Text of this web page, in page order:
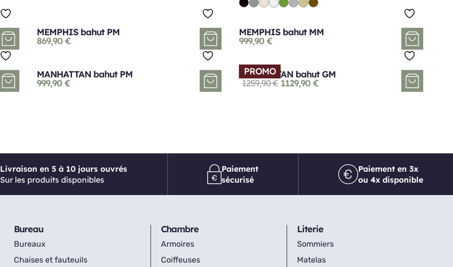
MEMPHIS bahut PM
869,90€
MEMPHIS bahut MM
999,90 €
MANHATTAN bahut PM
999,90€
PROMO
MANHATTAN bahut GM
1259,90€ 1129,90 €
Livraison en 5 à 10 jours ouvrés
Sur les produits disponibles
Paiement
sécurisé
Paiement en 3x
ou 4x disponible
Bureau
Bureaux
Chaises et fauteuils
Chambre
Armoires
Coiffeuses
Literie
Sommiers
Matelas